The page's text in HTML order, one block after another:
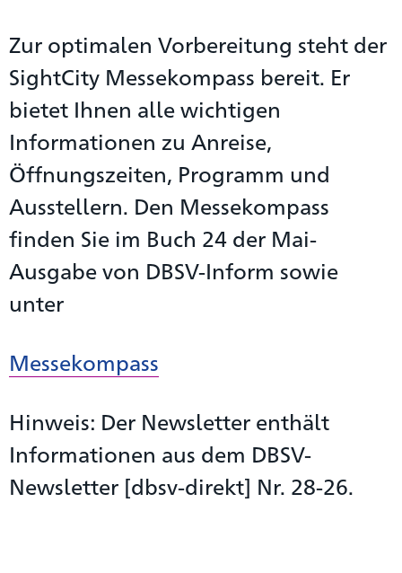
Zur optimalen Vorbereitung steht der
SightCity Messekompass bereit. Er
bietet Ihnen alle wichtigen
Informationen zu Anreise,
Öffnungszeiten, Programm und
Ausstellern. Den Messekompass
finden Sie im Buch 24 der Mai-
Ausgabe von DBSV-Inform sowie
unter
Messekompass
Hinweis: Der Newsletter enthält
Informationen aus dem DBSV-
Newsletter [dbsv-direkt] Nr. 28-26.